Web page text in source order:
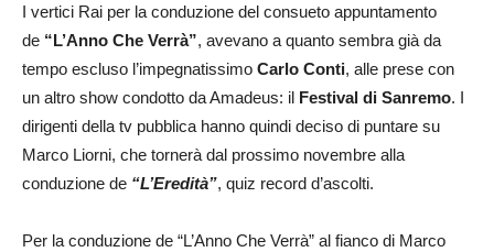
I vertici Rai per la conduzione del consueto appuntamento
de “L’Anno Che Verrà”, avevano a quanto sembra già da
tempo escluso l’impegnatissimo Carlo Conti, alle prese con
un altro show condotto da Amadeus: il Festival di Sanremo. I
dirigenti della tv pubblica hanno quindi deciso di puntare su
Marco Liorni, che tornerà dal prossimo novembre alla
conduzione de “L’Eredità”, quiz record d’ascolti.
Per la conduzione de “L’Anno Che Verrà” al fianco di Marco